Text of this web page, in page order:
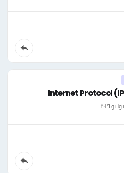
Internet Protocol